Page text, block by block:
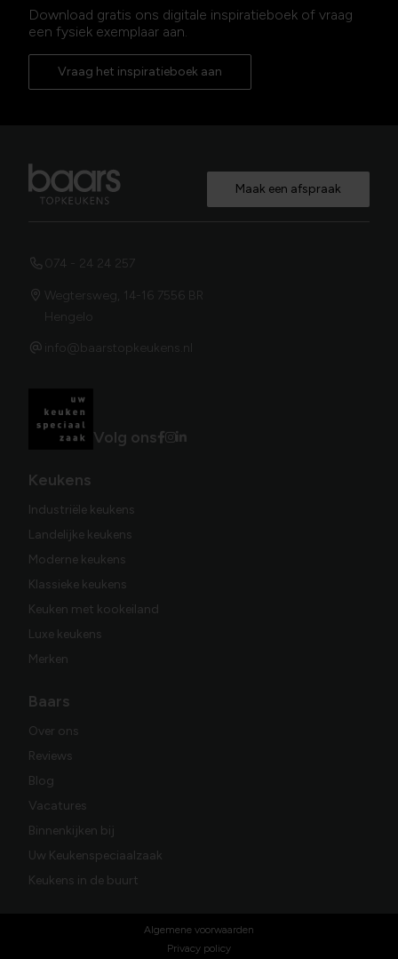
Download gratis ons digitale inspiratieboek of vraag
een fysiek exemplaar aan.
Vraag het inspiratieboek aan
Maak een afspraak
074 - 24 24 257
Wegtersweg, 14-16 7556 BR
Hengelo
info@baarstopkeukens.nl
Volg ons
Keukens
Industriële keukens
Landelijke keukens
Moderne keukens
Klassieke keukens
Keuken met kookeiland
Luxe keukens
Merken
Baars
Over ons
Reviews
Blog
Vacatures
Binnenkijken bij
Uw Keukenspeciaalzaak
Keukens in de buurt
Algemene voorwaarden
Privacy policy